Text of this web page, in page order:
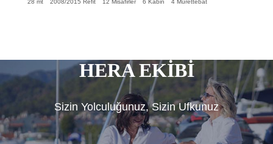
28 mt 2008/2015 Refit 12 Misafirler 6 Kabin 4 Mürettebat
HERA EKİBİ
Sizin Yolculuğunuz, Sizin Ufkunuz